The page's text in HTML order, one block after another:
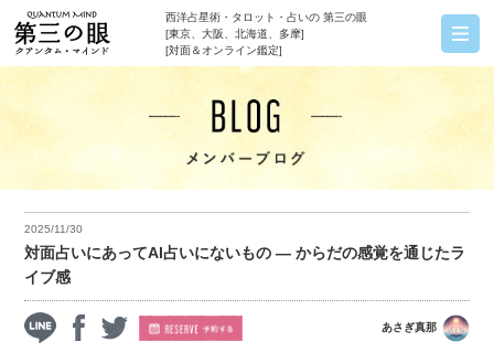
西洋占星術・タロット・占いの 第三の眼
[東京、大阪、北海道、多摩]
[対面＆オンライン鑑定]
2025/11/30
対面占いにあってAI占いにないもの ― からだの感覚を通じたラ
イブ感
あさぎ真那